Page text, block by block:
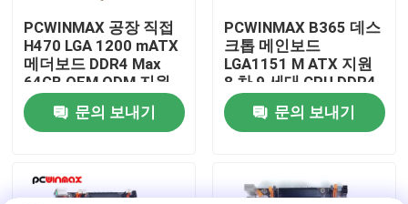
공장 여행
품질 관리
연락주세요
PCWINMAX 공장 직접
H470 LGA 1200 mATX
메더보드 DDR4 Max
64GB OEM ODM 지원
10 11 세 대 CPU 도매
문의 보내기
PCWINMAX B365 데스
크톱 메인보드
LGA1151 M ATX 지원
8 차 9 세대 CPU DDR4
최대 64GB M.2 USB
3.0 메인보드 OEM 도매
문의 보내기